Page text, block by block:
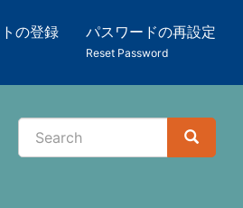
の登録 パスワードの再設定
Reset Password
検
Search
Search